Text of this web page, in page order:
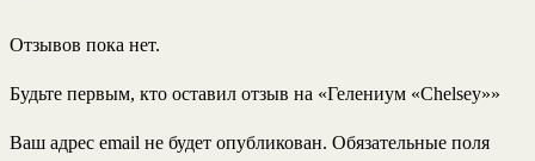
Отзывов пока нет.
Будьте первым, кто оставил отзыв на «Гелениум «Chelsey»»
Ваш адрес email не будет опубликован. Обязательные поля